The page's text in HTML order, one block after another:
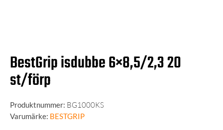
BestGrip isdubbe 6×8,5/2,3 20
st/förp
Produktnummer: BG1000KS
Varumärke: BESTGRIP